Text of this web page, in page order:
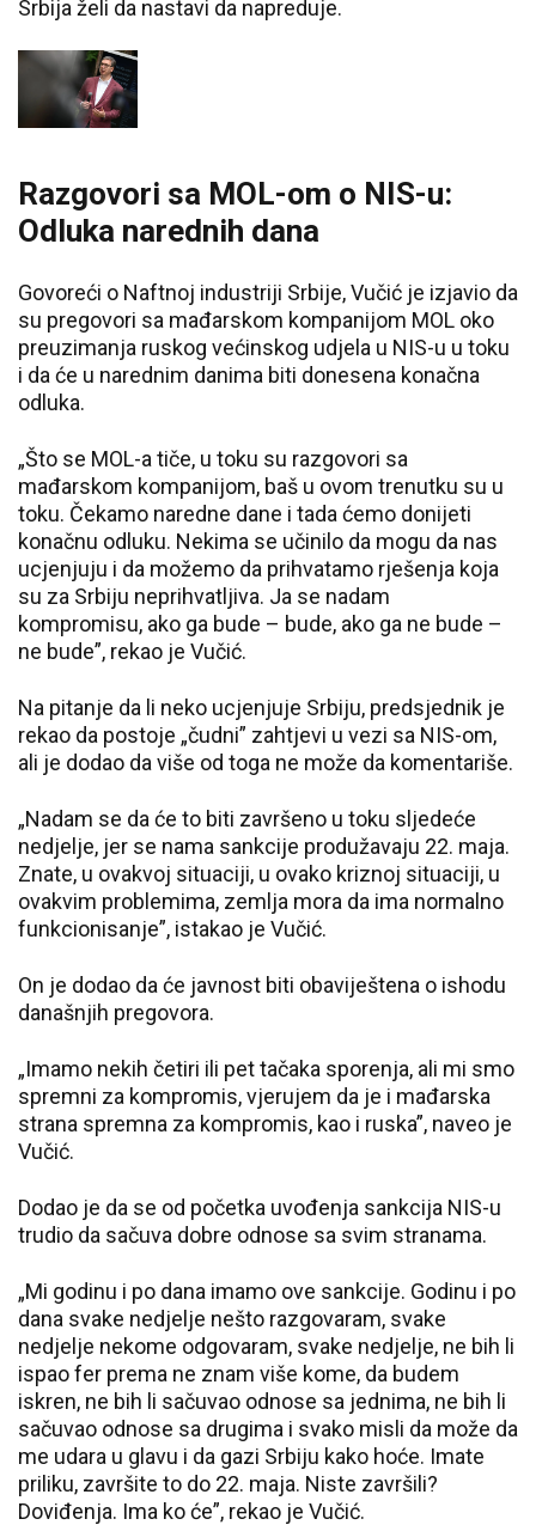
Srbija želi da nastavi da napreduje.
Razgovori sa MOL-om o NIS-u:
Odluka narednih dana
Govoreći o Naftnoj industriji Srbije, Vučić je izjavio da
su pregovori sa mađarskom kompanijom MOL oko
preuzimanja ruskog većinskog udjela u NIS-u u toku
i da će u narednim danima biti donesena konačna
odluka.
„Što se MOL-a tiče, u toku su razgovori sa
mađarskom kompanijom, baš u ovom trenutku su u
toku. Čekamo naredne dane i tada ćemo donijeti
konačnu odluku. Nekima se učinilo da mogu da nas
ucjenjuju i da možemo da prihvatamo rješenja koja
su za Srbiju neprihvatljiva. Ja se nadam
kompromisu, ako ga bude – bude, ako ga ne bude –
ne bude”, rekao je Vučić.
Na pitanje da li neko ucjenjuje Srbiju, predsjednik je
rekao da postoje „čudni” zahtjevi u vezi sa NIS-om,
ali je dodao da više od toga ne može da komentariše.
„Nadam se da će to biti završeno u toku sljedeće
nedjelje, jer se nama sankcije produžavaju 22. maja.
Znate, u ovakvoj situaciji, u ovako kriznoj situaciji, u
ovakvim problemima, zemlja mora da ima normalno
funkcionisanje”, istakao je Vučić.
On je dodao da će javnost biti obaviještena o ishodu
današnjih pregovora.
„Imamo nekih četiri ili pet tačaka sporenja, ali mi smo
spremni za kompromis, vjerujem da je i mađarska
strana spremna za kompromis, kao i ruska”, naveo je
Vučić.
Dodao je da se od početka uvođenja sankcija NIS-u
trudio da sačuva dobre odnose sa svim stranama.
„Mi godinu i po dana imamo ove sankcije. Godinu i po
dana svake nedjelje nešto razgovaram, svake
nedjelje nekome odgovaram, svake nedjelje, ne bih li
ispao fer prema ne znam više kome, da budem
iskren, ne bih li sačuvao odnose sa jednima, ne bih li
sačuvao odnose sa drugima i svako misli da može da
me udara u glavu i da gazi Srbiju kako hoće. Imate
priliku, završite to do 22. maja. Niste završili?
Doviđenja. Ima ko će”, rekao je Vučić.